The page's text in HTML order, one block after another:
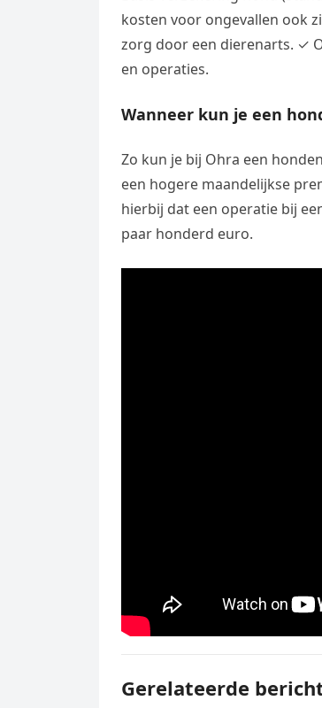
kosten voor ongevallen ook
zorg door een dierenarts. ✓
en operaties.
Wanneer kun je een
Zo kun je bij Ohra een
een hogere maandelijkse
hierbij dat een operatie bij
paar honderd euro.
Gerelateerde